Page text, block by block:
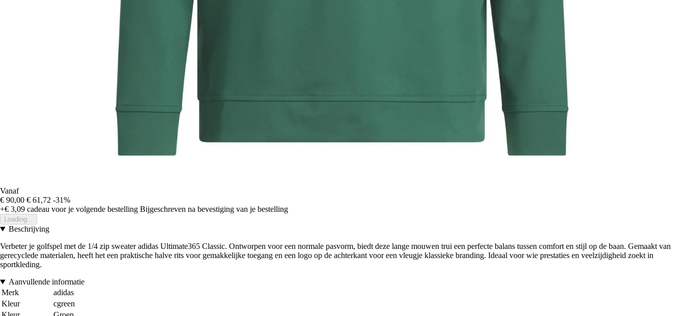
Vanaf
€ 90,00 € 61,72 -31%
+€ 3,09 cadeau voor je volgende bestelling Bijgeschreven na bevestiging van je bestelling
Loading...
Beschrijving
Verbeter je golfspel met de 1/4 zip sweater adidas Ultimate365 Classic. Ontworpen voor een normale pasvorm, biedt deze lange mouwen trui een perfecte balans tussen comfort en stijl op de baan. Gemaakt van
gerecyclede materialen, heeft het een praktische halve rits voor gemakkelijke toegang en een logo op de achterkant voor een vleugje klassieke branding. Ideaal voor wie prestaties en veelzijdigheid zoekt in
sportkleding.
Aanvullende informatie
Merk
adidas
Kleur
cgreen